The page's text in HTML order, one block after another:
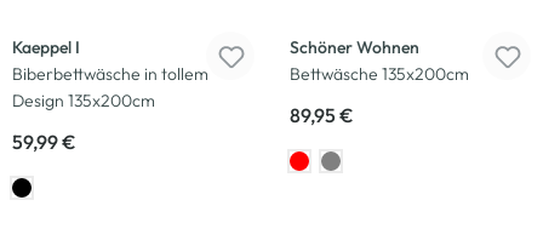
Kaeppel I
Biberbettwäsche in tollem
Design 135x200cm
59,99 €
Schöner Wohnen
Bettwäsche 135x200cm
89,95 €